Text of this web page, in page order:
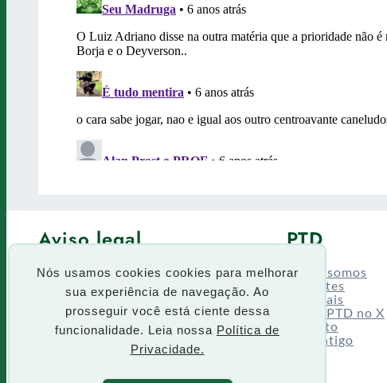
Nós usamos cookies cookies para melhorar
sua experiência de navegação. Ao
prosseguir você está ciente dessa
funcionalidade. Leia nossa Política de
Privacidade.
Aviso legal
Termos de uso
PTD
Quem somos
Enquetes
Especiais
Siga o PTD no X
Contato
Site antigo